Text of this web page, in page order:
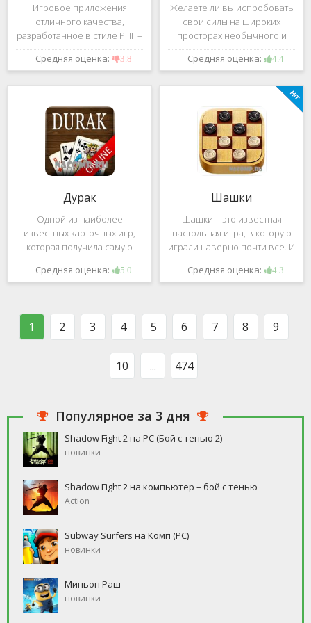
Игровое приложения
отличного качества,
разработанное в стиле РПГ –
это, конечно же, Dark
Avenger. В ней вы сможете
большое количество
проблем на свою
Средняя оценка: 3.8
Желаете ли вы испробовать
свои силы на широких
просторах необычного и
удивительного мира,
который наполнен
Если да, тогда вам к нам. Игра,
которую мы вам предложим
ниже и о
Средняя оценка: 4.4
Дурак
Одной из наиболее
известных карточных игр,
которая получила самую
большую известность среди
всех людей всех возрастных
такого человека, который бы
Средняя оценка: 5.0
Шашки
Шашки – это известная
настольная игра, в которую
играли наверно почти все. И
это не странно. Эта игра
имеет не сложные правила и
свободное время, но
Средняя оценка: 4.3
1 2 3 4 5 6 7 8 9
10 ... 474
Популярное за 3 дня
Shadow Fight 2 на PC (Бой с тенью 2)
новинки
Shadow Fight 2 на компьютер – бой с тенью
Action
Subway Surfers на Комп (PC)
новинки
Миньон Раш
новинки